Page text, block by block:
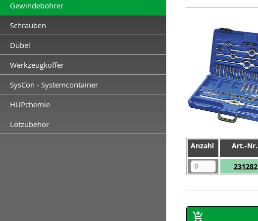
Gewindebohrer
Schrauben
Dübel
Werkzeugkoffer
SysCon - Systemcontainer
HUPchemie
Lötzubehör
Anzahl Art.-Nr.
Anzahl
Art.-Nr.
231282
Anzahl